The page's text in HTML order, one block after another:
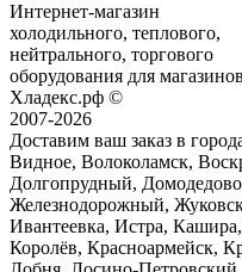
Интернет-магазин
холодильного, теплового,
нейтрального, торгового
оборудования для магазинов
Хладекс.рф ©
2007-2026
Доставим ваш заказ в
Видное, Волоколамск,
Долгопрудный,
Железнодорожный,
Ивантеевка, Истра,
Королёв, Красноармейск,